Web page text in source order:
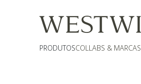
PRODUTOSCOLLABS & MARCAS